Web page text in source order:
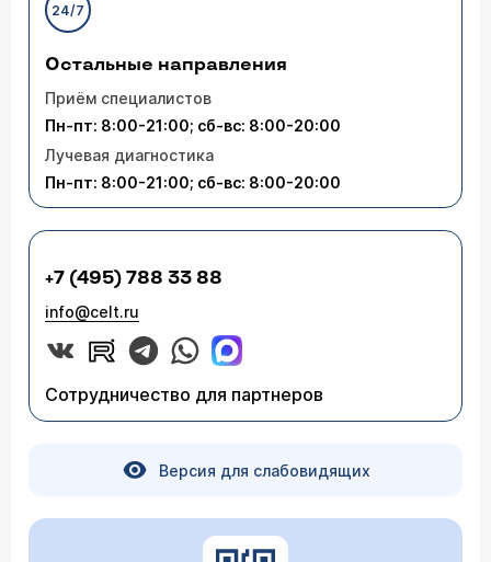
24/7
Остальные направления
Приём специалистов
Пн-пт: 8:00-21:00; сб-вс: 8:00-20:00
Лучевая диагностика
Пн-пт: 8:00-21:00; сб-вс: 8:00-20:00
+7 (495) 788 33 88
info@celt.ru
Сотрудничество для партнеров
Версия для слабовидящих